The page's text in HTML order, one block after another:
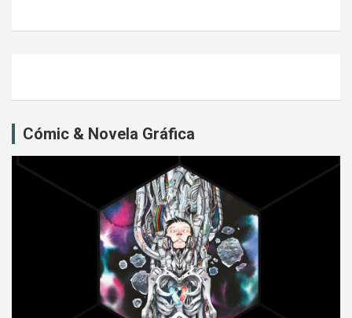
Cómic & Novela Gráfica